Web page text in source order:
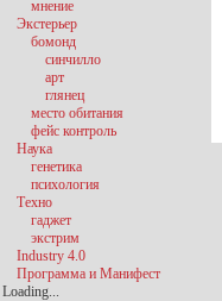
мнение
Экстерьер
бомонд
синчилло
арт
глянец
место обитания
фейс контроль
Наука
генетика
психология
Техно
гаджет
экстрим
Industry 4.0
Программа и Манифест
Loading...